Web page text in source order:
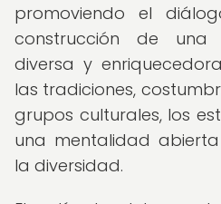
promoviendo el
construcción de una
diversa y
las tradiciones,
grupos culturales, los
una mentalidad
la diversidad.